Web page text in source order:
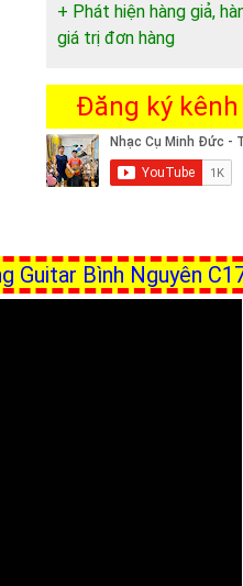
+ Phát hiện hàng giả,
giá trị đơn hàng
Đăng ký
Guitar Bình Nguyên